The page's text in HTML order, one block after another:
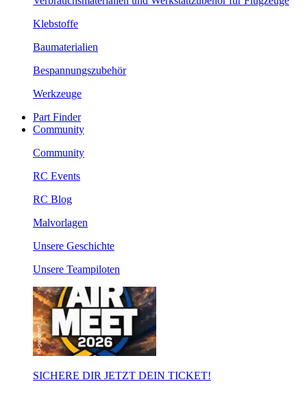
Klebstoffe
Baumaterialien
Bespannungszubehör
Werkzeuge
Part Finder
Community
Community
RC Events
RC Blog
Malvorlagen
Unsere Geschichte
Unsere Teampiloten
SICHERE DIR JETZT DEIN TICKET!